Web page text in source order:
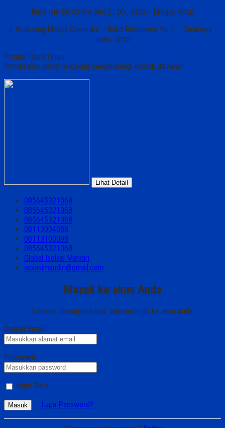
Buka jam 08.00 s/d jam 21.00 , Sabtu- Minggu tutup
Jl. Ketintang Madya Cempaka – Ruko Residance No 1 – Surabaya –
Jawa Timur
Produk Quick Order
Pemesanan dapat langsung menghubungi kontak dibawah:
Lihat Detail
085645321068
085645321068
085645321068
08113004088
08113100098
085645321068
Global Isolasi Mandiri
isolasimandiri@gmail.com
Masuk ke akun Anda
Selamat datang kembali, silahkan login ke akun Anda.
Alamat Email
Password
Ingat Saya
Masuk Lupa Password?